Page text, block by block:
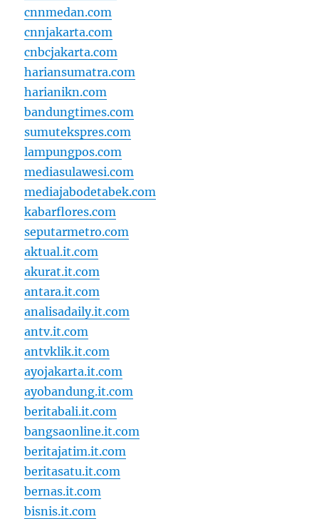
cnnmedan.com
cnnjakarta.com
cnbcjakarta.com
hariansumatra.com
harianikn.com
bandungtimes.com
sumutekspres.com
lampungpos.com
mediasulawesi.com
mediajabodetabek.com
kabarflores.com
seputarmetro.com
aktual.it.com
akurat.it.com
antara.it.com
analisadaily.it.com
antv.it.com
antvklik.it.com
ayojakarta.it.com
ayobandung.it.com
beritabali.it.com
bangsaonline.it.com
beritajatim.it.com
beritasatu.it.com
bernas.it.com
bisnis.it.com